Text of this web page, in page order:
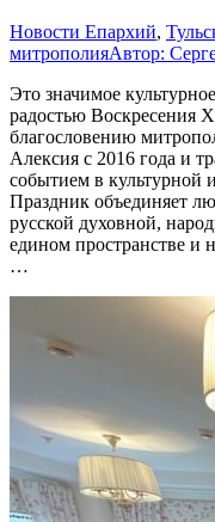
Новости Епархий,
митрополияАвтор:
Это значимое
радостью Воскресения
благословению
Алексия с 2016 года и
событием в культурной
Праздник объединяет
русской духовной,
едином пространстве и
…